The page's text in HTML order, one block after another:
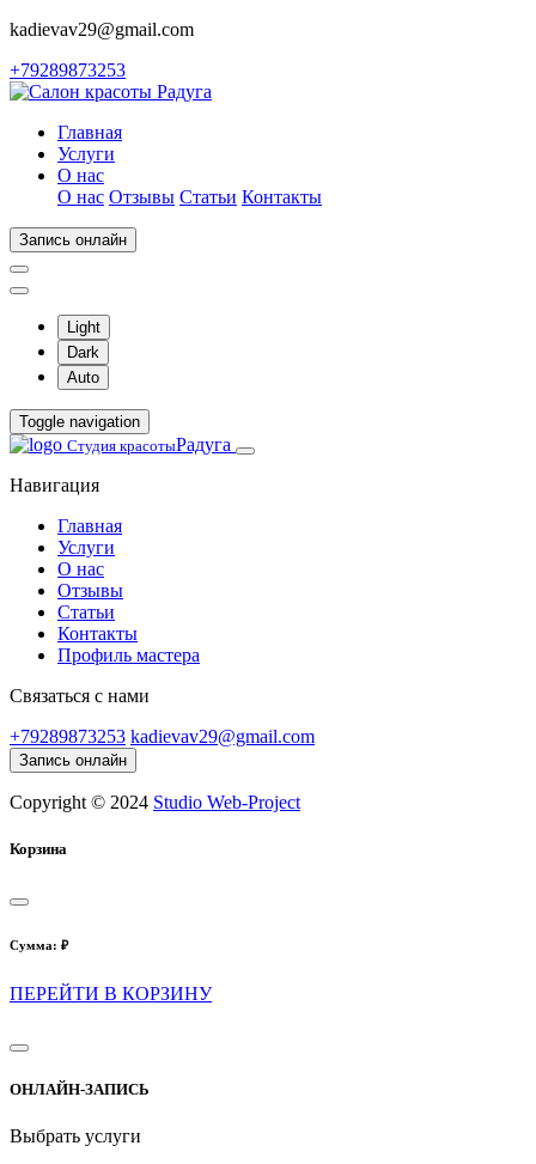
kadievav29@gmail.com
+79289873253
Главная
Услуги
О нас
О нас Отзывы Статьи Контакты
Запись онлайн
Light
Dark
Auto
Toggle navigation
Студия красотыРадуга
Навигация
Главная
Услуги
О нас
Отзывы
Статьи
Контакты
Профиль мастера
Связаться с нами
+79289873253 kadievav29@gmail.com
Запись онлайн
Copyright © 2024 Studio Web-Project
Корзина
Сумма: ₽
ПЕРЕЙТИ В КОРЗИНУ
ОНЛАЙН-ЗАПИСЬ
Выбрать услуги